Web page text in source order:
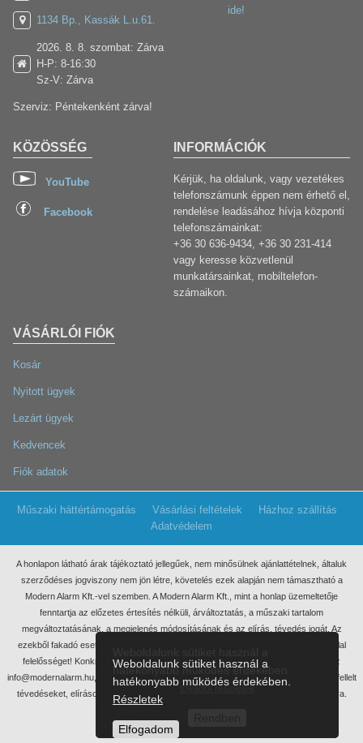
1134 Bp., Kassák L.u.61.
2026. 8. 8. szombat: Zárva
H-P: 8-16:30
Sz-V: Zárva
Szerviz: Péntekenként zárva!
VÁSÁRLÓI FIÓK
Kosár
Nyitott ügyek
Lezárt ügyek
Kedvencek
Fiók adatok
KÖZÖSSÉG
YouTube
Facebook
INFORMÁCIÓK
Kérjük, ha oldalunk, vagy vezetékes
telefonszámunk éppen nem érhető el,
rendelése leadásához hívja központi
telefonszámainkat:
+36 30 636-9434, +36 30 231-414
vagy keresse közvetlenül
munkatársainkat, mobiltelefon-
számaikon.
ide!
Műszaki háttértámogatás Vásárlási feltételek
Házhoz szállítás
Adatvédelem
A honlapon látható árak tájékoztató jellegűek, nem minősülnek ajánlattételnek, általuk
szerződéses jogviszony nem jön létre, követelés ezek alapján nem támasztható a
Modern Alarm Kft.-vel szemben. A Modern Alarm Kft., mint a honlap üzemeltetője
fenntartja az előzetes értesítés nélküli, árváltoztatás, a műszaki tartalom
megváltoztatásának, a megjelenés módosításának és az elírás, tévedés jogát. Az
ezekből fakadó esetleges elmaradt haszonért, anyagi, vagy egyéb kárért nem vállal
felelősséget! Konkrét ajánlatkérés miatt kérjük, keressen meg minket írásban, az
info@modernalarm.hu, vagy a rendeles@modernalarm.hu e-mail címen. A honlapon fellelt
tévedéseket, elírásokat az info@modernalarm.hu e-mail címen jelezheti számunkra.
Modern Alarm Kft. 2018 – 2025
hatékonyabb működés érdekében
további részletek
Weboldalunk sütiket használ a
hatékonyabb működés érdekében.
Részletek
Elfogadom